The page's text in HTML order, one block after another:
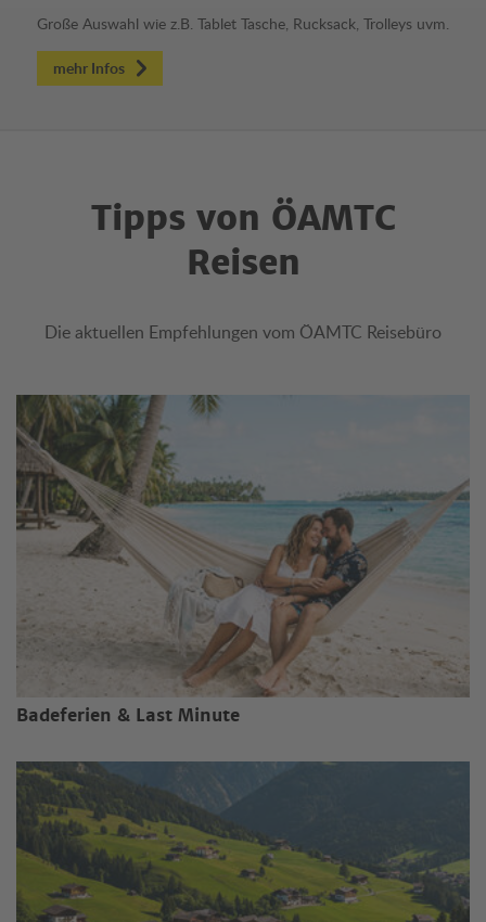
Große Auswahl wie z.B. Tablet Tasche, Rucksack, Trolleys uvm.
mehr Infos
Tipps von ÖAMTC
Reisen
Die aktuellen Empfehlungen vom ÖAMTC Reisebüro
Badeferien & Last Minute